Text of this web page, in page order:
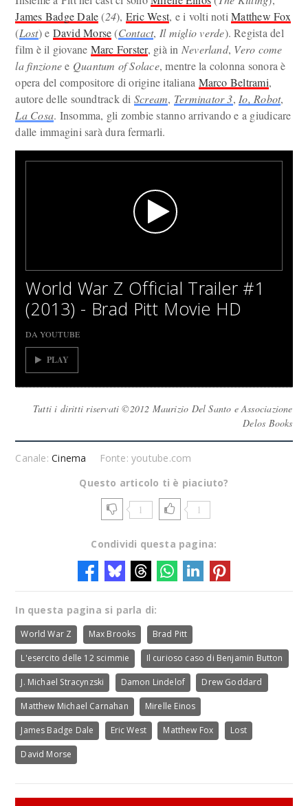
James Badge Dale(24), Eric West, e i volti notiMatthew Fox
(Lost) e David Morse(Contact, Il miglio verde). Regista del
film è il giovane Marc Forster, già in Neverland, Vero come
la finzionee Quantum of Solace, mentre la colonna sonora è
opera del compositore di origine italiana Marco Beltrami,
autore delle soundtrack di Scream, Terminator 3, Io, Robot,
La Cosa. Insomma, gli zombie stanno arrivando e a giudicare
dalle immagini sarà dura fermarli.
World War Z Official Trailer #1
(2013) - Brad Pitt Movie HD
DA YOUTUBE
PLAY
Tutti i diritti riservati ©2012 Maurizio Del Santo e Associazione
Delos Books
Canale:Cinema
Fonte: youtube.com
Questo articolo ti è piaciuto?
1 1
Condividi questa pagina:
In questa pagina si parla di:
World War Z Max Brooks Brad Pitt
L'esercito delle 12 scimmie Il curioso caso di Benjamin Button
J. Michael Stracynzski Damon Lindelof Drew Goddard
Matthew Michael Carnahan Mirelle Einos
James Badge Dale Eric West Matthew Fox Lost
David Morse